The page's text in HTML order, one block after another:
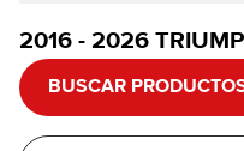
2016 - 2026
BUSCAR